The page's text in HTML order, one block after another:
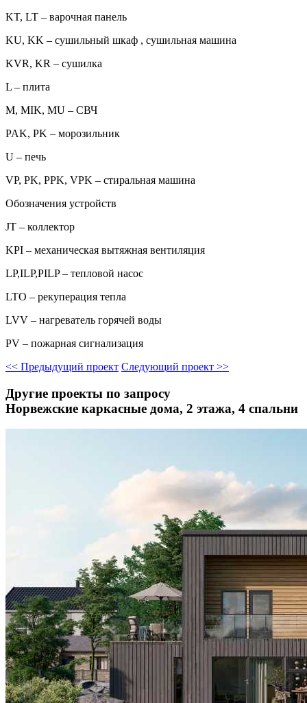
KT, LT – варочная панель
KU, KK – сушильный шкаф , сушильная машина
KVR, KR – сушилка
L – плита
M, MIK, MU – СВЧ
PAK, PK – морозильник
U – печь
VP, PK, PPK, VPK – стиральная машина
Обозначения устройств
JT – коллектор
KPI – механическая вытяжная вентиляция
LP,ILP,PILP – тепловой насос
LTO – рекуперация тепла
LVV – нагреватель горячей воды
PV – пожарная сигнализация
<< Предыдущий проект Следующий проект >>
Другие проекты по запросу
Норвежские каркасные дома, 2 этажа, 4 спальни